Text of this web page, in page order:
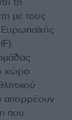
με τους
Ευρωπαϊκής
χώρο
απορρέουν
που